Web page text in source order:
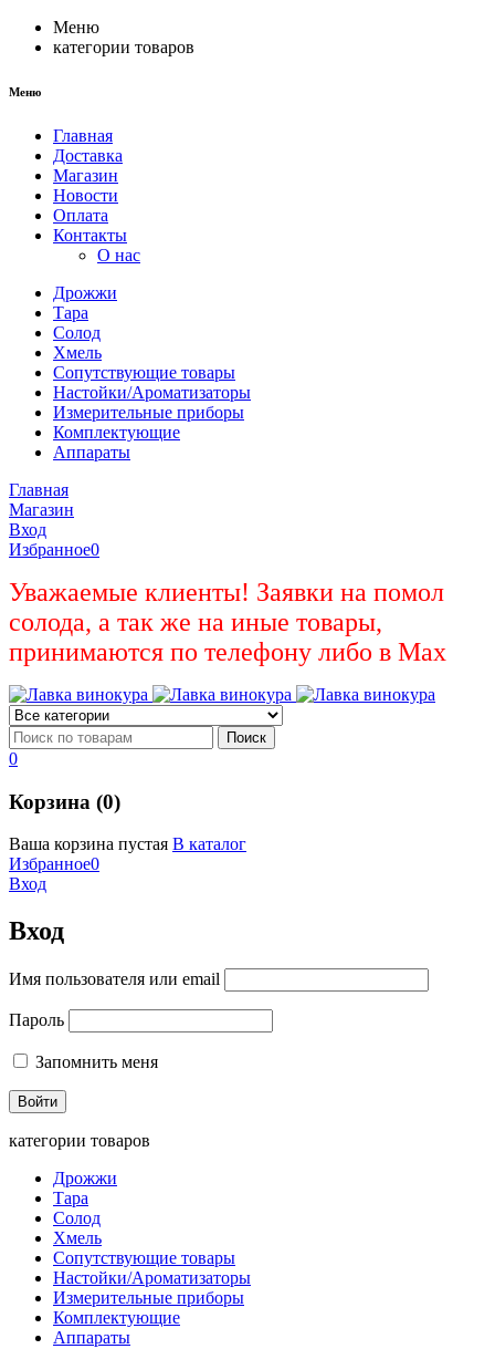
Меню
категории товаров
Меню
Главная
Доставка
Магазин
Новости
Оплата
Контакты
О нас
Дрожжи
Тара
Солод
Хмель
Сопутствующие товары
Настойки/Ароматизаторы
Измерительные приборы
Комплектующие
Аппараты
Главная
Магазин
Вход
Избранное0
Уважаемые клиенты! Заявки на помол
солода, а так же на иные товары,
принимаются по телефону либо в Max
0
Корзина (0)
Ваша корзина пустая В каталог
Избранное0
Вход
Вход
Имя пользователя или email
Пароль
Запомнить меня
категории товаров
Дрожжи
Тара
Солод
Хмель
Сопутствующие товары
Настойки/Ароматизаторы
Измерительные приборы
Комплектующие
Аппараты